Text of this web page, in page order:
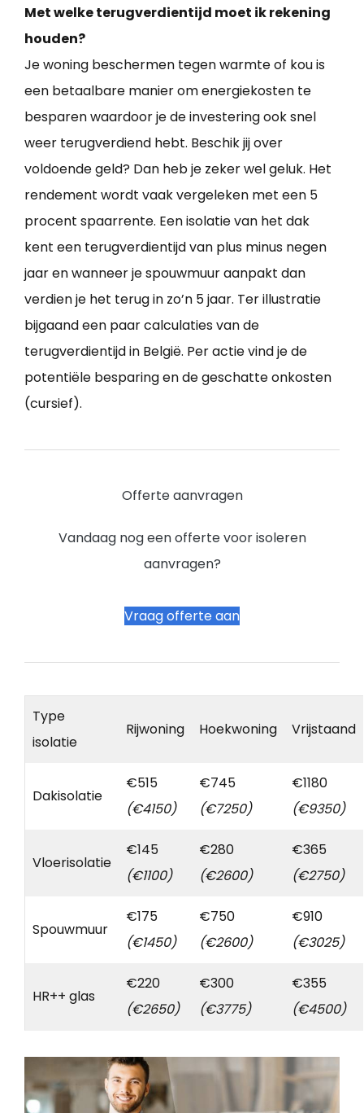
Met welke terugverdientijd moet ik rekening
houden?
Je woning beschermen tegen warmte of kou is
een betaalbare manier om energiekosten te
besparen waardoor je de investering ook snel
weer terugverdiend hebt. Beschik jij over
voldoende geld? Dan heb je zeker wel geluk. Het
rendement wordt vaak vergeleken met een 5
procent spaarrente. Een isolatie van het dak
kent een terugverdientijd van plus minus negen
jaar en wanneer je spouwmuur aanpakt dan
verdien je het terug in zo’n 5 jaar. Ter illustratie
bijgaand een paar calculaties van de
terugverdientijd in België. Per actie vind je de
potentiële besparing en de geschatte onkosten
(cursief).
Offerte aanvragen
Vandaag nog een offerte voor isoleren
aanvragen?
Vraag offerte aan
Type
isolatie
Rijwoning Hoekwoning Vrijstaand
Dakisolatie
€515
(€4150)
€745
(€7250)
€1180
(€9350)
Vloerisolatie
€145
(€1100)
€280
(€2600)
€365
(€2750)
Spouwmuur
€175
(€1450)
€750
(€2600)
€910
(€3025)
HR++ glas
€220
(€2650)
€300
(€3775)
€355
(€4500)